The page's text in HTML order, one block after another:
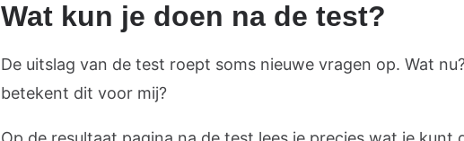
Wat kun je doen na de test?
De uitslag van de test roept soms nieuwe vragen op. Wat
betekent dit voor mij?